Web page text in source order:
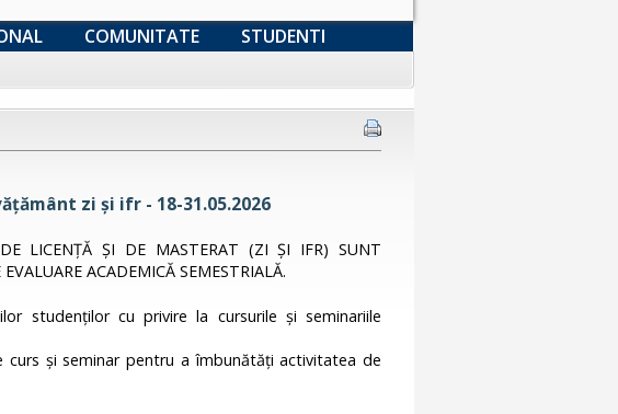
COMUNITATE STUDENTI
zi și ifr - 18-31.05.2026
LICENȚĂ ȘI DE MASTERAT (ZI ȘI IFR) SUNT
ACADEMICĂ SEMESTRIALĂ.
studenților cu privire la cursurile și seminariile
și seminar pentru a îmbunătăți activitatea de